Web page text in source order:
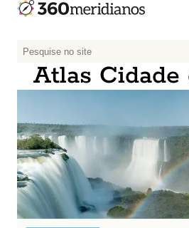
P
i
s
a
r
p
o
Atlas Cidade